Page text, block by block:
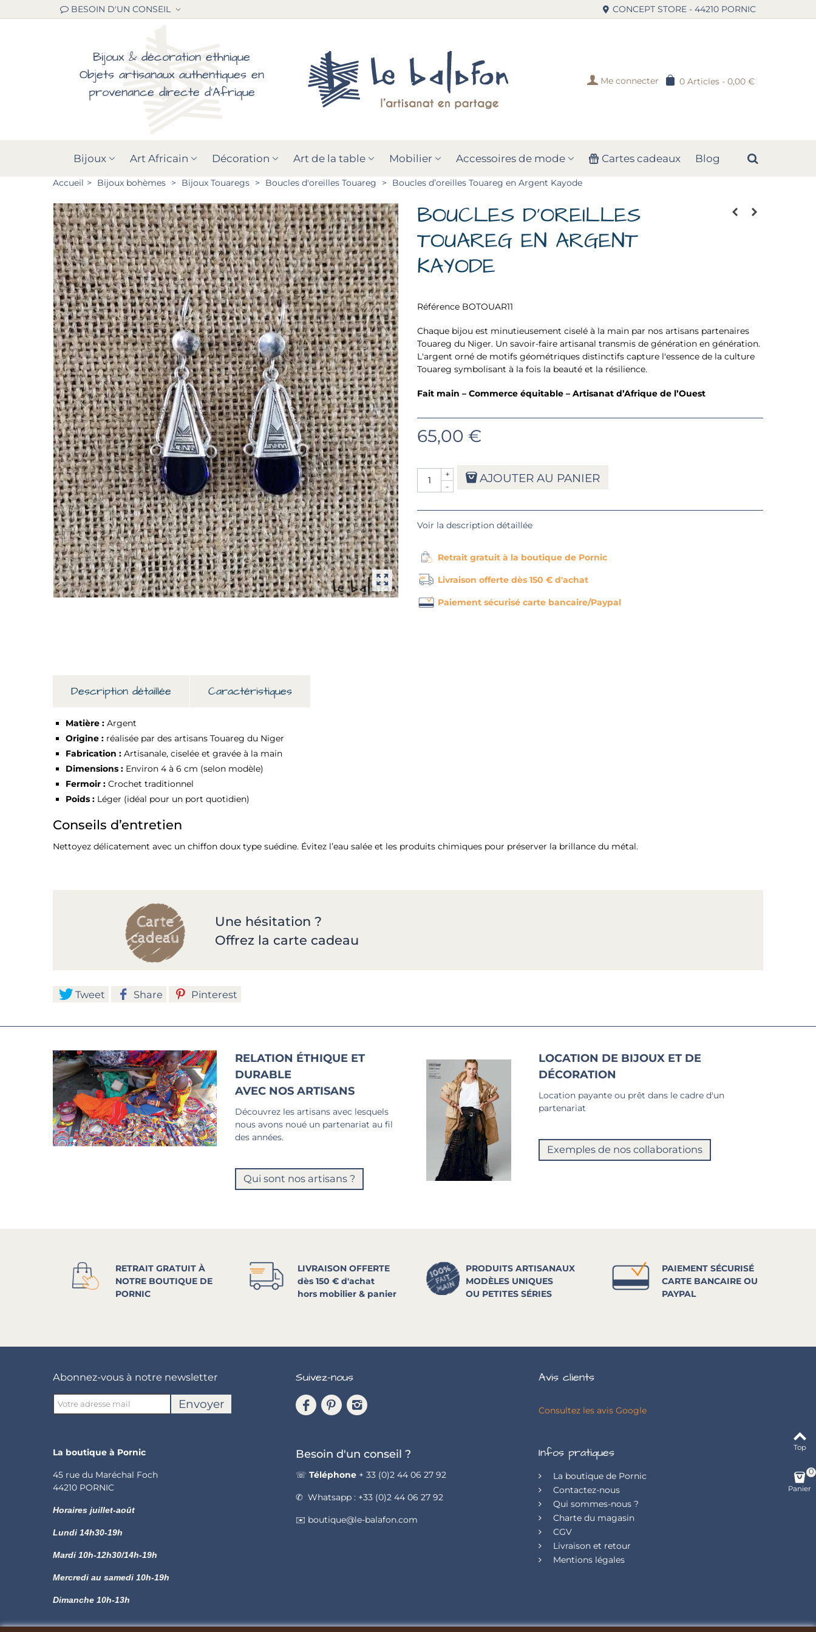
BESOIN D'UN CONSEIL CONCEPT STORE - 44210 PORNIC
Bijoux & décoration ethnique
Objets artisanaux authentiques en
provenance directe d'Afrique
0 Articles - 0,00 €
Me connecter
Bijoux Art Africain Décoration Art de la table Mobilier Accessoires de mode Cartes cadeaux Blog
Accueil > Bijoux bohèmes > Bijoux Touaregs > Boucles d'oreilles Touareg > Boucles d’oreilles Touareg en Argent Kayode
BOUCLES D’OREILLES
TOUAREG EN ARGENT
KAYODE
Référence BOTOUAR11
Chaque bijou est minutieusement ciselé à la main par nos artisans partenaires
Touareg du Niger. Un savoir-faire artisanal transmis de génération en génération.
L'argent orné de motifs géométriques distinctifs capture l'essence de la culture
Touareg symbolisant à la fois la beauté et la résilience.
Fait main – Commerce équitable – Artisanat d’Afrique de l’Ouest
65,00 €
-
+ AJOUTER AU PANIER
Voir la description détaillée
Retrait gratuit à la boutique de Pornic
Livraison offerte dès 150 € d'achat
Paiement sécurisé carte bancaire/Paypal
Description détaillée Caractéristiques
Matière : Argent
Origine : réalisée par des artisans Touareg du Niger
Fabrication : Artisanale, ciselée et gravée à la main
Dimensions : Environ 4 à 6 cm (selon modèle)
Fermoir : Crochet traditionnel
Poids : Léger (idéal pour un port quotidien)
Conseils d’entretien
Nettoyez délicatement avec un chiffon doux type suédine. Évitez l’eau salée et les produits chimiques pour préserver la brillance du métal.
Une hésitation ?
Offrez la carte cadeau
Tweet Share Pinterest
RELATION ÉTHIQUE ET
DURABLE
AVEC NOS ARTISANS
Découvrez les artisans avec lesquels
nous avons noué un partenariat au fil
des années.
Qui sont nos artisans ?
LOCATION DE BIJOUX ET DE
DÉCORATION
Location payante ou prêt dans le cadre d'un
partenariat
Exemples de nos collaborations
RETRAIT GRATUIT À
NOTRE BOUTIQUE DE
PORNIC
LIVRAISON OFFERTE
dès 150 € d'achat
hors mobilier & panier
PRODUITS ARTISANAUX
MODÈLES UNIQUES
OU PETITES SÉRIES
PAIEMENT SÉCURISÉ
CARTE BANCAIRE OU
PAYPAL
Abonnez-vous à notre newsletter
Envoyer
Suivez-nous Avis clients
Consultez les avis Google
La boutique à Pornic
45 rue du Maréchal Foch
44210 PORNIC
Horaires juillet-août
Lundi 14h30-19h
Mardi 10h-12h30/14h-19h
Mercredi au samedi 10h-19h
Dimanche 10h-13h
Besoin d'un conseil ?
☏ Téléphone+ 33 (0)2 44 06 27 92
✆ Whatsapp : +33 (0)2 44 06 27 92
✉️ boutique@le-balafon.com
Infos pratiques
La boutique de Pornic
Contactez-nous
Qui sommes-nous ?
Charte du magasin
CGV
Livraison et retour
Mentions légales
Top
Panier
0